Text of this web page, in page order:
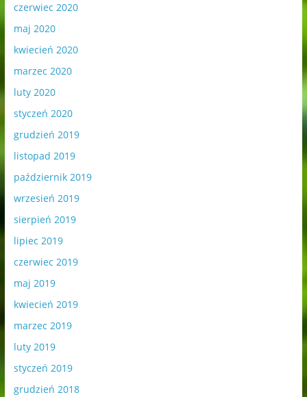
czerwiec 2020
maj 2020
kwiecień 2020
marzec 2020
luty 2020
styczeń 2020
grudzień 2019
listopad 2019
październik 2019
wrzesień 2019
sierpień 2019
lipiec 2019
czerwiec 2019
maj 2019
kwiecień 2019
marzec 2019
luty 2019
styczeń 2019
grudzień 2018